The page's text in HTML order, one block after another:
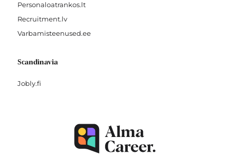
Personaloatrankos.lt
Recruitment.lv
Varbamisteenused.ee
Scandinavia
Jobly.fi